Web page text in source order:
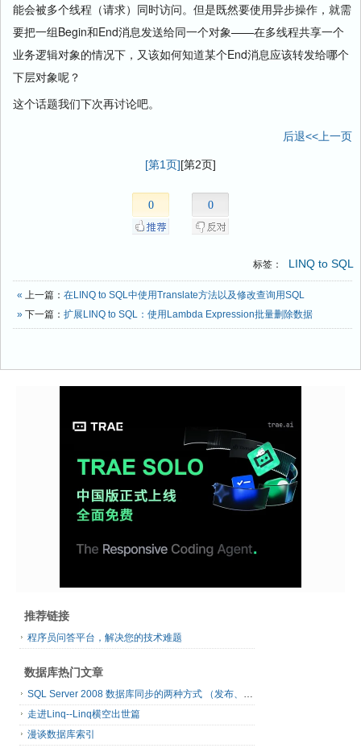
能会被多个线程（请求）同时访问。但是既然要使用异步操作，就需
要把一组Begin和End消息发送给同一个对象——在多线程共享一个
业务逻辑对象的情况下，又该如何知道某个End消息应该转发给哪个
下层对象呢？
这个话题我们下次再讨论吧。
后退<<上一页
[第1页][第2页]
0 0
标签： LINQ to SQL
« 上一篇： 在LINQ to SQL中使用Translate方法以及修改查询用SQL
» 下一篇： 扩展LINQ to SQL：使用Lambda Expression批量删除数据
推荐链接
程序员问答平台，解决您的技术难题
数据库热门文章
SQL Server 2008 数据库同步的两种方式 （发布、订阅）
走进Linq--Linq横空出世篇
漫谈数据库索引